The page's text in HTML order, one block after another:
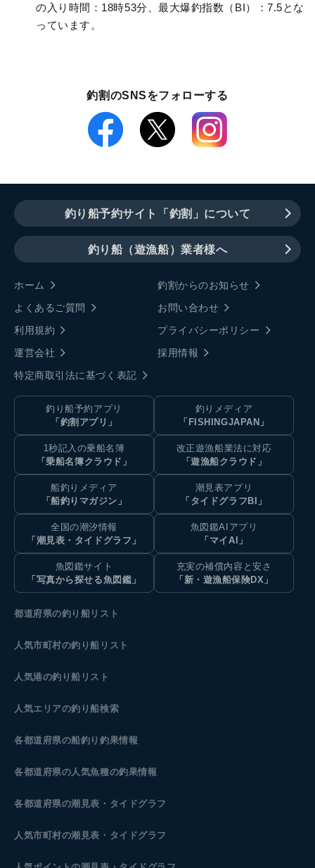
の入り時間：18時53分、最大爆釣指数（BI）：7.5とな
っています。
釣割のSNSをフォローする
釣り船予約サイト「釣割」について
釣り船（遊漁船）業者様へ
ホーム
釣割からのお知らせ
よくあるご質問
お問い合わせ
利用規約
プライバシーポリシー
運営会社
採用情報
特定商取引法に基づく表記
釣り船予約アプリ
「釣割アプリ」
釣りメディア
「FISHINGJAPAN」
1秒記入の乗船名簿
「乗船名簿クラウド」
改正遊漁船業法に対応
「遊漁船クラウド」
船釣りメディア
「船釣りマガジン」
潮見表アプリ
「タイドグラフBI」
全国の潮汐情報
「潮見表・タイドグラフ」
魚図鑑AIアプリ
「マイAI」
魚図鑑サイト
「写真から探せる魚図鑑」
充実の補償内容と安さ
「新・遊漁船保険DX」
都道府県の釣り船リスト
人気市町村の釣り船リスト
人気港の釣り船リスト
人気エリアの釣り船検索
各都道府県の船釣り釣果情報
各都道府県の人気魚種の釣果情報
各都道府県の潮見表 ・タイドグラフ
人気市町村の潮見表・タイドグラフ